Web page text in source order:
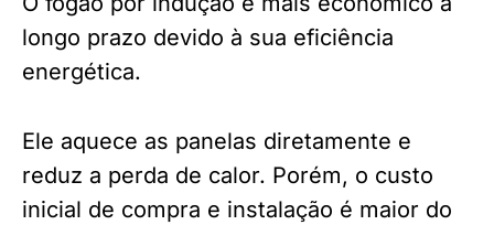
longo prazo devido à sua eficiência
energética.
Ele aquece as panelas diretamente e
reduz a perda de calor. Porém, o custo
inicial de compra e instalação é maior do